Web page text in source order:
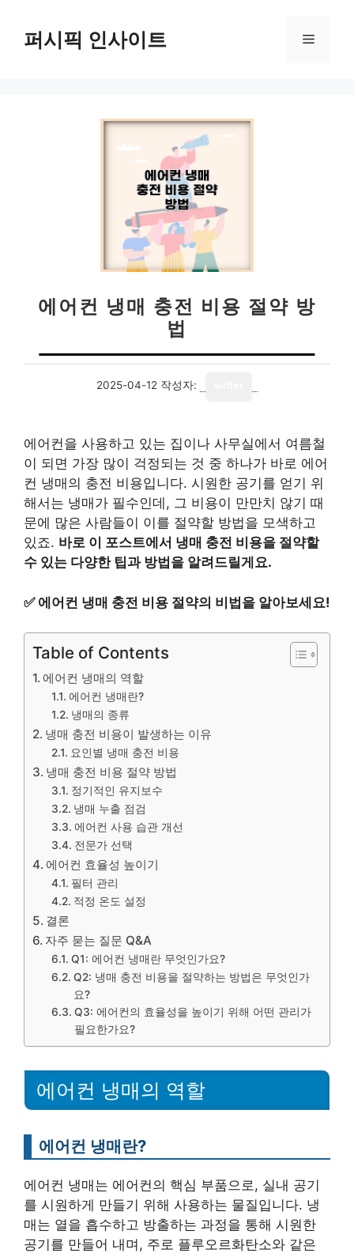
퍼시픽 인사이트 메
에어컨 냉매 충전 비용 절약 방
법
2025-04-12 작성자:
에어컨을 사용하고 있는 집이나 사무실에서 여름철
이 되면 가장 많이 걱정되는 것 중 하나가 바로 에어
컨 냉매의 충전 비용입니다. 시원한 공기를 얻기 위
해서는 냉매가 필수인데, 그 비용이 만만치 않기 때
문에 많은 사람들이 이를 절약할 방법을 모색하고
있죠. 바로 이 포스트에서 냉매 충전 비용을 절약할
수 있는 다양한 팁과 방법을 알려드릴게요.
✅ 에어컨 냉매 충전 비용 절약의 비법을 알아보세요!
Table of Contents
에어컨 냉매의 역할
에어컨 냉매란?
냉매의 종류
냉매 충전 비용이 발생하는 이유
요인별 냉매 충전 비용
냉매 충전 비용 절약 방법
정기적인 유지보수
냉매 누출 점검
에어컨 사용 습관 개선
전문가 선택
에어컨 효율성 높이기
필터 관리
적정 온도 설정
결론
자주 묻는 질문 Q&A
Q1: 에어컨 냉매란 무엇인가요?
Q2: 냉매 충전 비용을 절약하는 방법은 무엇인가
요?
Q3: 에어컨의 효율성을 높이기 위해 어떤 관리가
필요한가요?
에어컨 냉매의 역할
에어컨 냉매란?
에어컨 냉매는 에어컨의 핵심 부품으로, 실내 공기
를 시원하게 만들기 위해 사용하는 물질입니다. 냉
매는 열을 흡수하고 방출하는 과정을 통해 시원한
공기를 만들어 내며, 주로 플루오르화탄소와 같은